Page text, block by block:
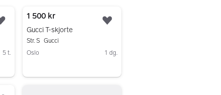
5 t.
Legg til som favoritt.
1 500 kr
Gucci T-skjorte
Str. S
Gucci
Oslo
1 dg.